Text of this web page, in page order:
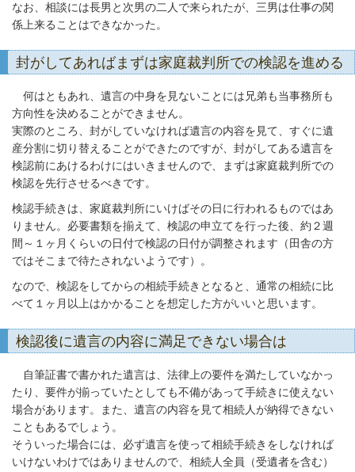
なお、相談には長男と次男の二人で来られたが、三男は仕事の関
係上来ることはできなかった。
封がしてあればまずは家庭裁判所での検認を進める
何はともあれ、遺言の中身を見ないことには兄弟も当事務所も
方向性を決めることができません。
実際のところ、封がしていなければ遺言の内容を見て、すぐに遺
産分割に切り替えることができたのですが、封がしてある遺言を
検認前にあけるわけにはいきませんので、まずは家庭裁判所での
検認を先行させるべきです。
検認手続きは、家庭裁判所にいけばその日に行われるものではあ
りません。必要書類を揃えて、検認の申立てを行った後、約２週
間～１ヶ月くらいの日付で検認の日付が調整されます（田舎の方
ではそこまで待たされないようです）。
なので、検認をしてからの相続手続きとなると、通常の相続に比
べて１ヶ月以上はかかることを想定した方がいいと思います。
検認後に遺言の内容に満足できない場合は
自筆証書で書かれた遺言は、法律上の要件を満たしていなかっ
たり、要件が揃っていたとしても不備があって手続きに使えない
場合があります。また、遺言の内容を見て相続人が納得できない
こともあるでしょう。
そういった場合には、必ず遺言を使って相続手続きをしなければ
いけないわけではありませんので、相続人全員（受遺者を含む）